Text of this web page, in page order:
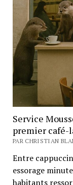
Service
premier café-
PAR CHRISTIAN
Entre
essorage
habitants